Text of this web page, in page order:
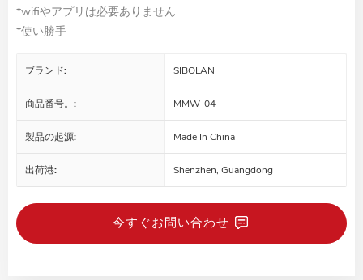
*wifiやアプリは必要ありません
*使い勝手
ブランド: SIBOLAN
商品番号。: MMW-04
製品の起源: Made In China
出荷港: Shenzhen, Guangdong
今すぐお問い合わせ